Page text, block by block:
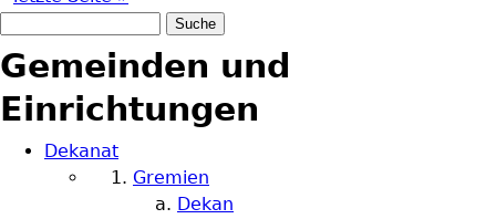
Suchformular
Gemeinden und
Einrichtungen
Dekanat
Gremien
Dekan